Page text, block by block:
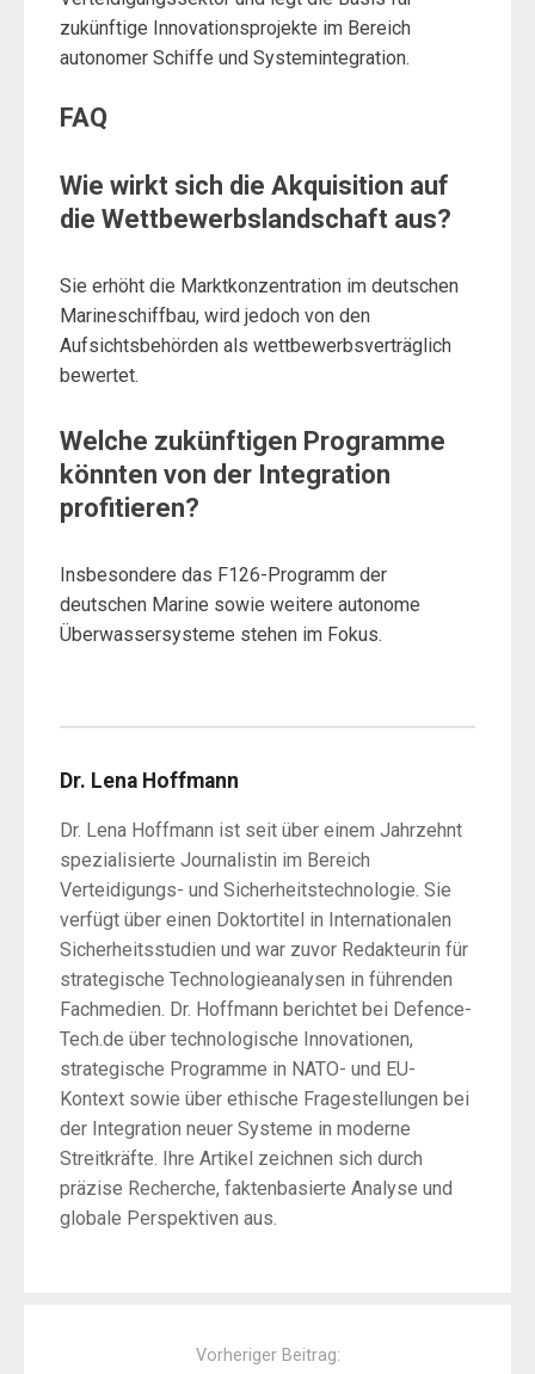
zukünftige Innovationsprojekte im Bereich
autonomer Schiffe und Systemintegration.
FAQ
Wie wirkt sich die Akquisition auf
die Wettbewerbslandschaft aus?
Sie erhöht die Marktkonzentration im deutschen
Marineschiffbau, wird jedoch von den
Aufsichtsbehörden als wettbewerbsverträglich
bewertet.
Welche zukünftigen Programme
könnten von der Integration
profitieren?
Insbesondere das F126-Programm der
deutschen Marine sowie weitere autonome
Überwassersysteme stehen im Fokus.
Dr. Lena Hoffmann
Dr. Lena Hoffmann ist seit über einem Jahrzehnt
spezialisierte Journalistin im Bereich
Verteidigungs- und Sicherheitstechnologie. Sie
verfügt über einen Doktortitel in Internationalen
Sicherheitsstudien und war zuvor Redakteurin für
strategische Technologieanalysen in führenden
Fachmedien. Dr. Hoffmann berichtet bei Defence-
Tech.de über technologische Innovationen,
strategische Programme in NATO- und EU-
Kontext sowie über ethische Fragestellungen bei
der Integration neuer Systeme in moderne
Streitkräfte. Ihre Artikel zeichnen sich durch
präzise Recherche, faktenbasierte Analyse und
globale Perspektiven aus.
Vorheriger Beitrag: